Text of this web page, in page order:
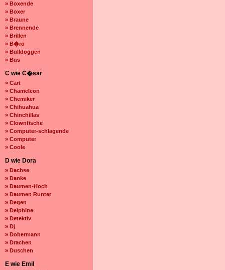
» Boxende
» Boxer
» Braune
» Brennende
» Brillen
» B�ro
» Bulldoggen
» Bus
C wie C�sar
» Cart
» Chameleon
» Chemiker
» Chihuahua
» Chinchillas
» Clownfische
» Computer-schlagende
» Computer
» Coole
D wie Dora
» Dachse
» Danke
» Daumen-Hoch
» Daumen Runter
» Degen
» Delphine
» Detektiv
» Dj
» Dobermann
» Drachen
» Duschen
E wie Emil